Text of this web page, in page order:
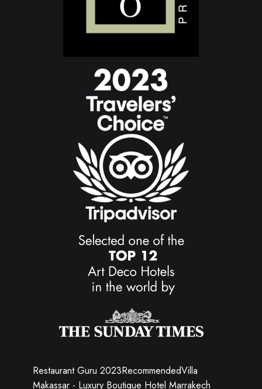
Restaurant Guru 2023RecommendedVilla
Makassar - Luxury Boutique Hotel Marrakech